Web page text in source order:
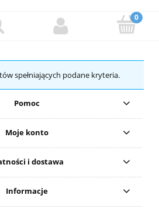
spełniających podane kryteria.
Pomoc
Moje konto
i dostawa
Informacje